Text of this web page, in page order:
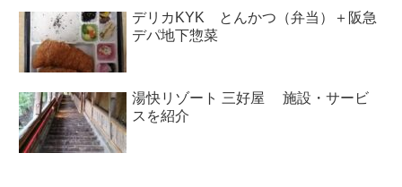
デリカKYK とんかつ（弁当）＋阪急
デパ地下惣菜
湯快リゾート 三好屋 施設・サービ
スを紹介